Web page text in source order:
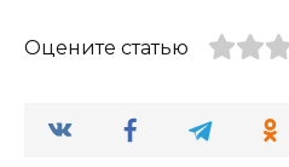
Оцените статью